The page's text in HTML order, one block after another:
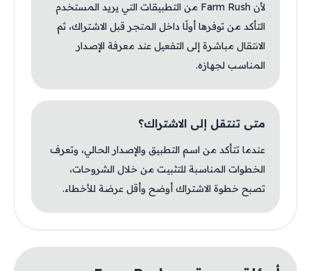
لأن Farm Rush من التطبيقات التي يريد المستخدم
التأكد من توفرها أولًا داخل المتجر قبل الاشتراك، ثم
الانتقال مباشرة إلى التفعيل عند معرفة الإصدار
المناسب لجهازه.
متى تنتقل إلى الاشتراك؟
عندما تتأكد من اسم التطبيق والإصدار الحالي، وتعرف
الخطوات المناسبة للتثبيت من خلال الشروحات،
تصبح خطوة الاشتراك أوضح وأقل عرضة للأخطاء.